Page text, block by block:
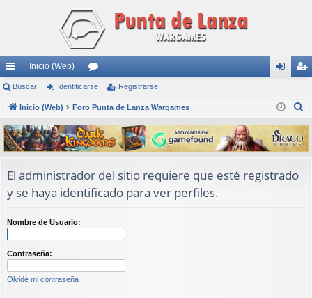
nl
ac
es
rá
pi
do
Inicio (Web)
or
os nti
fic
ar
ist
ra
rs
Buscar Identificarse Registrarse
Inicio (Web) Foro Punta de Lanza Wargames
s
c
El administrador del sitio requiere que esté registrado
y se haya identificado para ver perfiles.
Nombre de Usuario:
Contraseña:
Olvidé mi contraseña